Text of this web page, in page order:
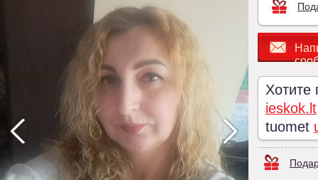
Хотите
ieskok.lt
tuomet